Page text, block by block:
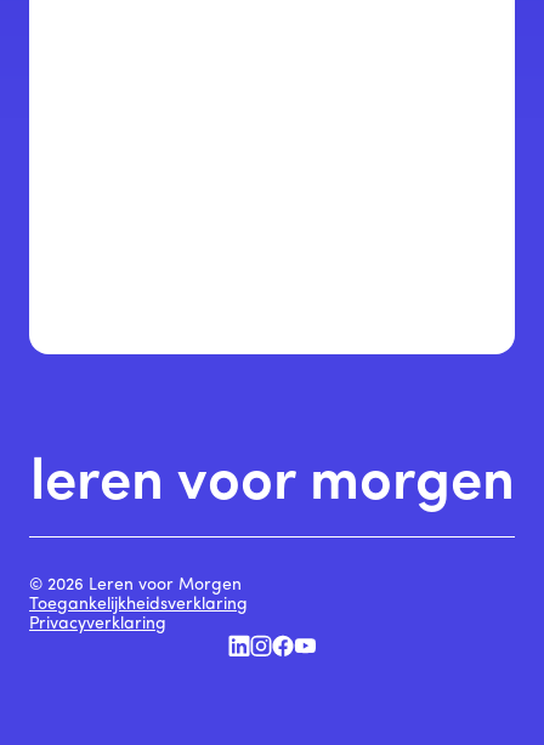
leren voor morgen
© 2026 Leren voor Morgen
Toegankelijkheidsverklaring
Privacyverklaring